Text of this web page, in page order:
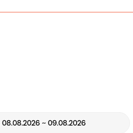
08.08.2026 ~ 09.08.2026